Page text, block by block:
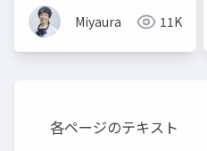
Miyaura 11K
各ページのテキスト